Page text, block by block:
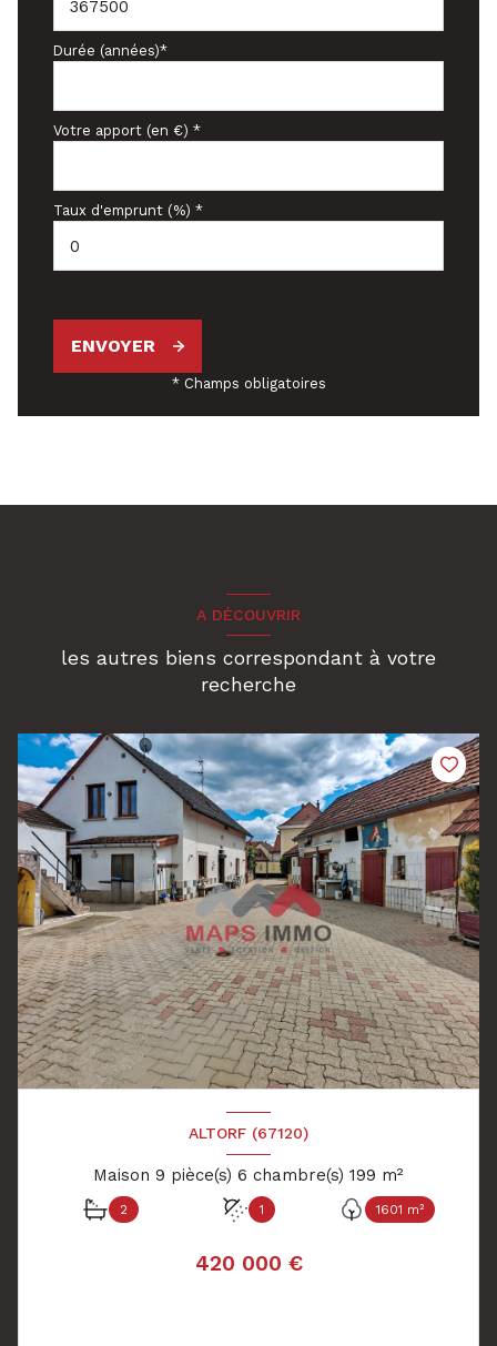
Durée (années)*
Votre apport (en €) *
Taux d'emprunt (%) *
ENVOYER
* Champs obligatoires
A DÉCOUVRIR
les autres biens correspondant à votre
recherche
ALTORF (67120)
Maison 9 pièce(s) 6 chambre(s) 199 m²
2 1 1601 m²
420 000 €